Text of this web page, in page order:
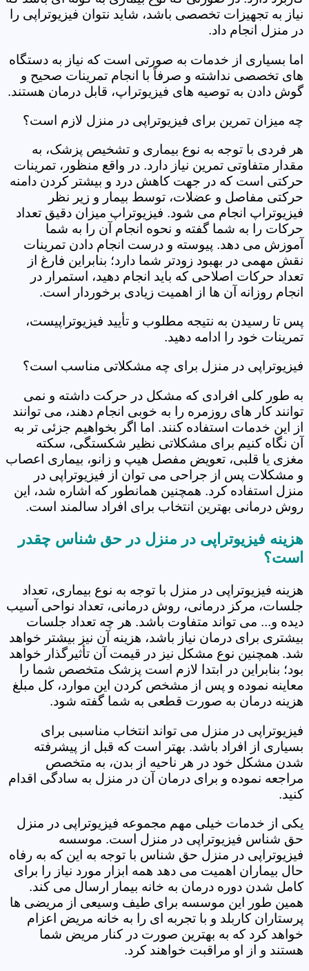
نیاز به تجهیزات تخصصی باشد، شاید نتوان فیزیوتراپی را
در منزل انجام داد.
اما بسیاری از خدمات به صورتی است که نیاز به دستگاه
های تخصصی نداشته و صرفاً با انجام تمرینات صحیح و
گوش دادن به توصیه های فیزیوتراپ، قابل درمان هستند.
چه میزان تمرین برای فیزیوتراپی در منزل لازم است؟
هر فردی با توجه به نوع بیماری و تشخیص پزشک، به
مقدار متفاوتی تمرین نیاز دارد. در واقع منظور، تمرینات
حرکتی است که در جهت کاهش درد و بیشتر کردن دامنه
حرکتی مفاصل و عضلات، توسط بیمار و زیر نظر
فیزیوتراپ انجام می شود. فیزیوتراپ میزان دقیق تعداد
حرکات را به شما گفته و نحوه انجام آن را به شما
آموزش می دهد. پیوسته و درست انجام دادن تمرینات
نقش مهمی در بهبود زودتر شما دارد؛ بنابراین فارغ از
تعداد حرکات اصلاحی که باید انجام دهید، استمرار در
انجام روزانه آن ها از اهمیت زیادی برخوردار است.
پس تا رسیدن به نتیجه مطلوب و تأیید فیزیوتراپیست،
تمرینات خود را ادامه دهید.
فیزیوتراپی در منزل برای چه مشکلاتی مناسب است؟
به طور کلی افرادی که مشکل در حرکت داشته و نمی
توانند کار های روزمره را به خوبی انجام دهند، می توانند
از این خدمات استفاده کنند. اما اگر بخواهیم جزئی تر به
آن نگاه کنیم برای مشکلاتی نظیر شکستگی، سکته
مغزی یا قلبی، تعویض مفصل هیپ و زانو، بیماری اعصاب
و مشکلات پس از جراحی می توان از فیزیوتراپی در
منزل استفاده کرد. همچنین همانطور که اشاره شد، این
روش درمانی بهترین انتخاب برای افراد سالمند است.
هزینه فیزیوتراپی در منزل در حق شناس چقدر
است؟
هزینه فیزیوتراپی در منزل با توجه به نوع بیماری، تعداد
جلسات، مرکز درمانی، روش درمانی، تعداد نواحی آسیب
دیده و... می تواند متفاوت باشد. هر چه تعداد جلسات
بیشتری برای درمان نیاز باشد، هزینه آن نیز بیشتر خواهد
شد. همچنین نوع مشکل نیز در قیمت آن تأثیرگذار خواهد
بود؛ بنابراین در ابتدا لازم است پزشک متخصص شما را
معاینه نموده و پس از مشخص کردن این موارد، کل مبلغ
هزینه درمان به صورت قطعی به شما گفته شود.
فیزیوتراپی در منزل می تواند انتخاب مناسبی برای
بسیاری از افراد باشد. بهتر است که قبل از پیشرفته
شدن مشکل خود در هر ناحیه از بدن، به متخصص
مراجعه نموده و برای درمان آن در منزل به سادگی اقدام
کنید.
یکی از خدمات خیلی مهم مجموعه فیزیوتراپی در منزل
حق شناس فیزیوتراپی در منزل است. موسسه
فیزیوتراپی در منزل حق شناس با توجه به این که به رفاه
حال بیماران اهمیت می دهد همه ابزار مورد نیاز را برای
کامل شدن دوره درمان به خانه بیمار ارسال می کند.
همین طور این موسسه برای طیف وسیعی از مریضی ها
پرستاران کاربلد و با تجربه ای را به خانه مریض اعزام
خواهد کرد که به بهترین صورت در کنار مریض شما
هستند و از او مراقبت خواهند کرد.